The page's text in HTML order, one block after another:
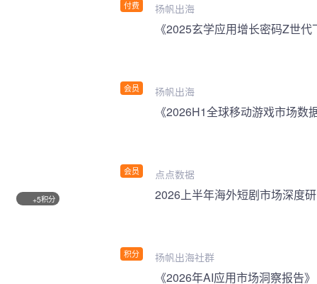
付费 扬帆出海
会员
《2025玄学应用增长密码Z世
扬帆出海
会员
《2026H1全球移动游戏市场数
点点数据
+5积分
积分
2026上半年海外短剧市场深度
扬帆出海社群
《2026年AI应用市场洞察报告》